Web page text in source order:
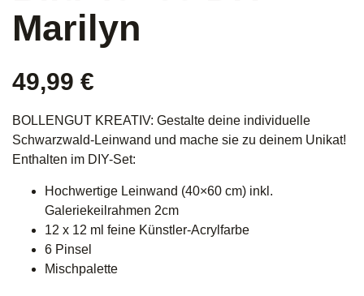
Marilyn
49,99 €
BOLLENGUT KREATIV: Gestalte deine individuelle
Schwarzwald-Leinwand und mache sie zu deinem Unikat!
Enthalten im DIY-Set:
Hochwertige Leinwand (40×60 cm) inkl.
Galeriekeilrahmen 2cm
12 x 12 ml feine Künstler-Acrylfarbe
6 Pinsel
Mischpalette